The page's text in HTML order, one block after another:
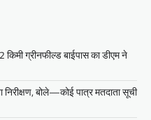
किमी ग्रीनफील्ड बाईपास का डीएम ने
बोले—कोई पात्र मतदाता सूची